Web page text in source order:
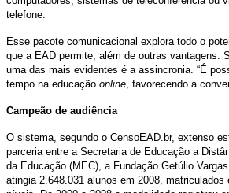
telefone.
Esse pacote comunicacional explora todo o
que a EAD permite, além de outras vantagens.
uma das mais evidentes é a assincronia. “É
tempo na educação online, favorecendo a
Campeão de audiência
O sistema, segundo o CensoEAD.br, extenso
parceria entre a Secretaria de Educação a
da Educação (MEC), a Fundação Getúlio
atingia 2.648.031 alunos em 2008,